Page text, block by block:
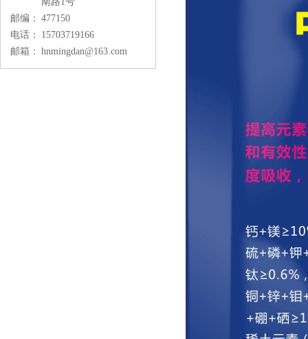
邮编： 477150
电话：
15703719166
邮箱： hnmingdan@163.com